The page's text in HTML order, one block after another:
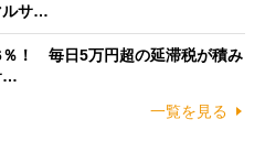
ルサ…
％！ 毎日5万円超の延滞税が積み
…
一覧を見る